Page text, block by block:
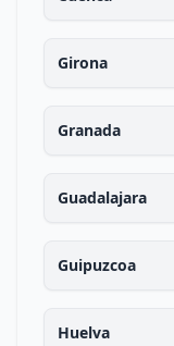
Girona
Granada
Guadalajara
Guipuzcoa
Huelva